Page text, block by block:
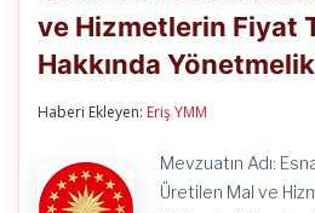
Üretilen
Mal
Hizmetlerin
için
ve Hizmetlerin Fiyat
Hakkında Yönetmelik
Haberi Ekleyen: Eriş YMM
Mevzuatın Adı:
Üretilen Mal ve